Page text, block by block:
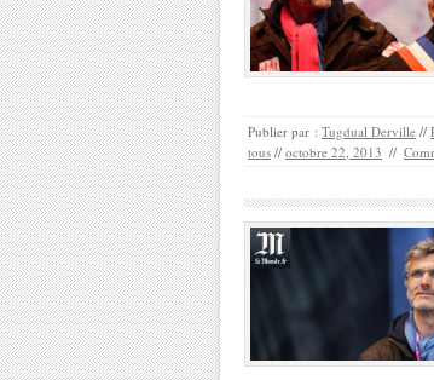
Publier par : Tugdual Derville //
tous // octobre 22, 2013 //